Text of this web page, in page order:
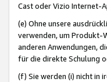
Cast oder Vizio Internet-
(e) Ohne unsere
verwenden, um Produkt-
anderen Anwendungen,
für die direkte Schulung
(f) Sie werden (i) nicht in